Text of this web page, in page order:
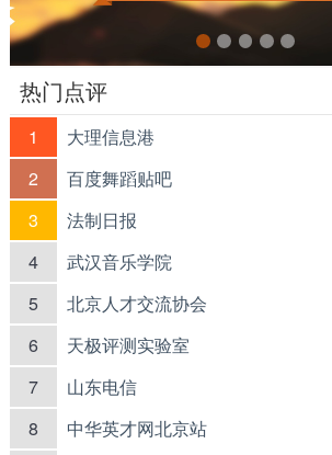
热门点评
1 大理信息港
2 百度舞蹈贴吧
3 法制日报
4 武汉音乐学院
5 北京人才交流协会
6 天极评测实验室
7 山东电信
8 中华英才网北京站